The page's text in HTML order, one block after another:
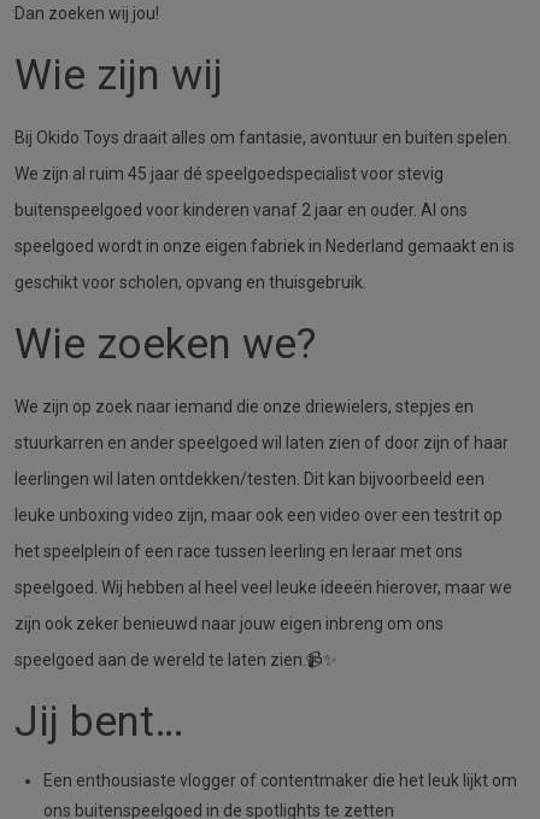
Dan zoeken wij jou!
Wie zijn wij
Bij Okido Toys draait alles om fantasie, avontuur en buiten spelen.
We zijn al ruim 45 jaar dé speelgoedspecialist voor stevig
buitenspeelgoed voor kinderen vanaf 2 jaar en ouder. Al ons
speelgoed wordt in onze eigen fabriek in Nederland gemaakt en is
geschikt voor scholen, opvang en thuisgebruik.
Wie zoeken we?
We zijn op zoek naar iemand die onze driewielers, stepjes en
stuurkarren en ander speelgoed wil laten zien of door zijn of haar
leerlingen wil laten ontdekken/testen. Dit kan bijvoorbeeld een
leuke unboxing video zijn, maar ook een video over een testrit op
het speelplein of een race tussen leerling en leraar met ons
speelgoed. Wij hebben al heel veel leuke ideeën hierover, maar we
zijn ook zeker benieuwd naar jouw eigen inbreng om ons
speelgoed aan de wereld te laten zien.📹✨
Jij bent…
Een enthousiaste vlogger of contentmaker die het leuk lijkt om
ons buitenspeelgoed in de spotlights te zetten